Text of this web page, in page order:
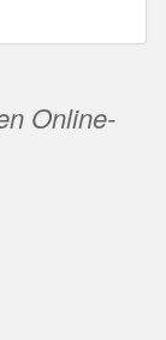
Online-